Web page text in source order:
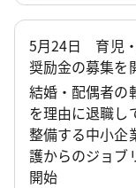
5月24日 育児
奨励金の募集を
結婚・配偶者の
を理由に退職し
整備する中小企
護からのジョブ
開始